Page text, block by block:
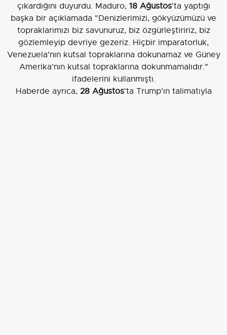
çıkardığını duyurdu. Maduro, 18 Ağustos'ta yaptığı
başka bir açıklamada "Denizlerimizi, gökyüzümüzü ve
topraklarımızı biz savunuruz, biz özgürleştiririz, biz
gözlemleyip devriye gezeriz. Hiçbir imparatorluk,
Venezuela'nın kutsal topraklarına dokunamaz ve Güney
Amerika'nın kutsal topraklarına dokunmamalıdır."
ifadelerini kullanmıştı.
Haberde ayrıca, 28 Ağustos'ta Trump'ın talimatıyla